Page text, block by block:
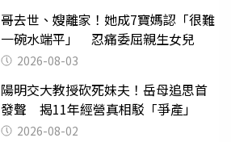
哥去世、嫂離家！她成7寶媽認「很難
一碗水端平」 忍痛委屈親生女兒
2026-08-03
陽明交大教授砍死妹夫！岳母追思首
發聲 揭11年經營真相駁「爭產」
2026-08-02